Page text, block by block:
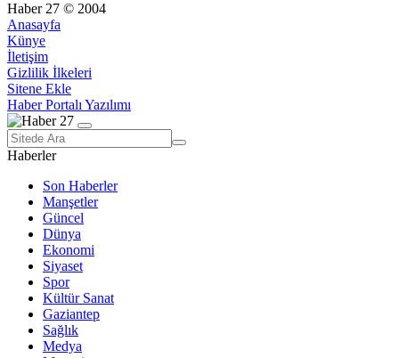
Haber 27 © 2004
Anasayfa
Künye
İletişim
Gizlilik İlkeleri
Sitene Ekle
Haber Portalı Yazılımı
Haberler
Son Haberler
Manşetler
Güncel
Dünya
Ekonomi
Siyaset
Spor
Kültür Sanat
Gaziantep
Sağlık
Medya